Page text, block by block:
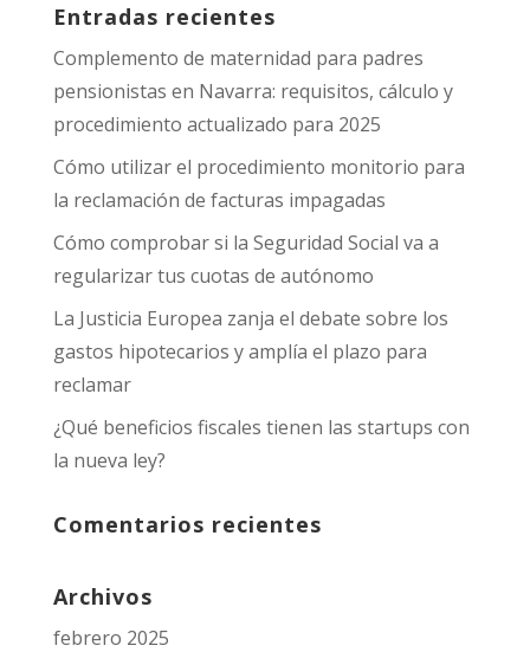
Entradas recientes
Complemento de maternidad para padres
pensionistas en Navarra: requisitos, cálculo y
procedimiento actualizado para 2025
Cómo utilizar el procedimiento monitorio para
la reclamación de facturas impagadas
Cómo comprobar si la Seguridad Social va a
regularizar tus cuotas de autónomo
La Justicia Europea zanja el debate sobre los
gastos hipotecarios y amplía el plazo para
reclamar
¿Qué beneficios fiscales tienen las startups con
la nueva ley?
Comentarios recientes
Archivos
febrero 2025